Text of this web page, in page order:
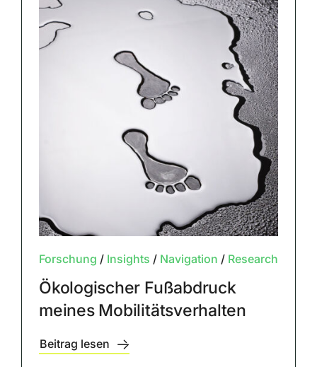
Forschung / Insights / Navigation / Research
Ökologischer Fußabdruck
meines Mobilitätsverhalten
Beitrag lesen